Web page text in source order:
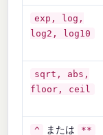
exp, log,
log2, log10
sqrt, abs,
floor, ceil
^ または **